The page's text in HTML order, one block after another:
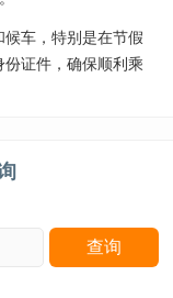
车，特别是在节假
证件，确保顺利乘